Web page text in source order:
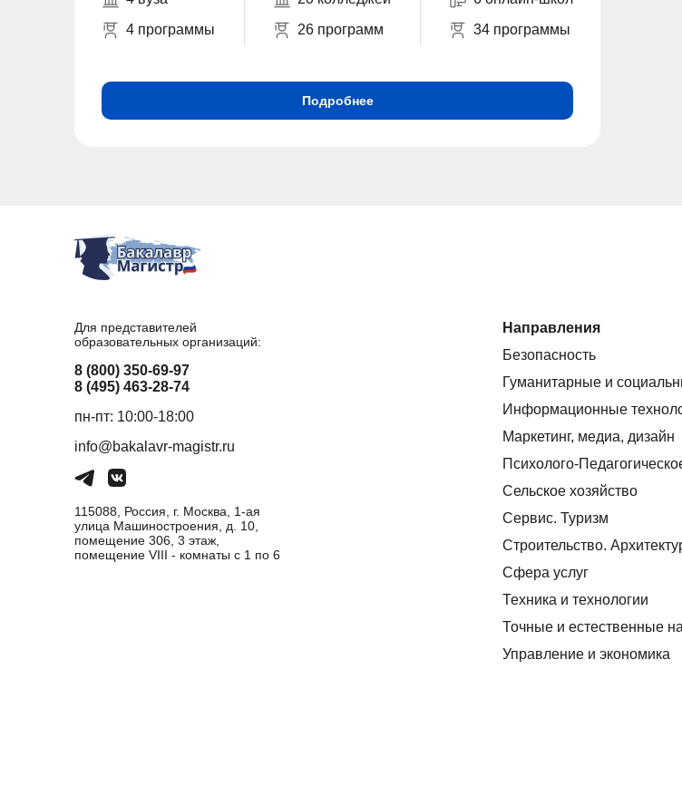
4 программы
26 программ
34 программы
Подробнее
Для представителей
образовательных организаций:
8 (800) 350-69-97
8 (495) 463-28-74
пн-пт: 10:00-18:00
info@bakalavr-magistr.ru
115088, Россия, г. Москва, 1-ая
улица Машиностроения, д. 10,
помещение 306, 3 этаж,
помещение VIII - комнаты с 1 по 6
Направления
Безопасность
Гуманитарные и
Информационные
Маркетинг, медиа, дизайн
Психолого-
Сельское хозяйство
Сервис. Туризм
Строительство.
Сфера услуг
Техника и технологии
Точные и естественные
Управление и экономика